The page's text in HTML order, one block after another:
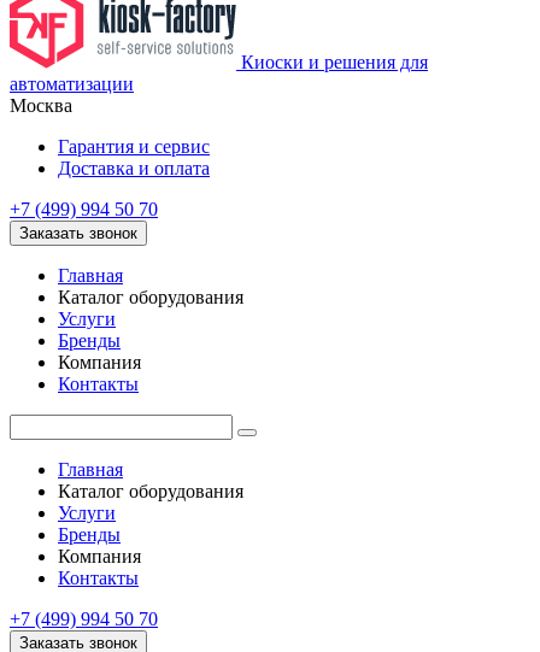
Киоски и решения для
автоматизации
Москва
Гарантия и сервис
Доставка и оплата
+7 (499) 994 50 70
Заказать звонок
Главная
Каталог оборудования
Услуги
Бренды
Компания
Контакты
Главная
Каталог оборудования
Услуги
Бренды
Компания
Контакты
+7 (499) 994 50 70
Заказать звонок